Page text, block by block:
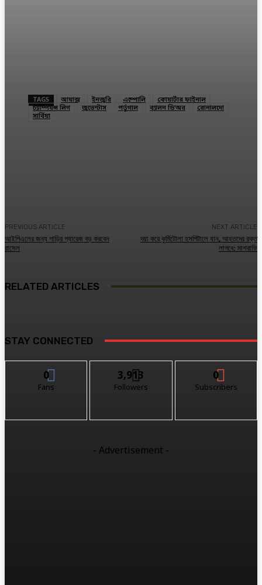
TAGS আয়াক্স ইনজুরি এম্পোলি
কোয়ার্টার ফাইনাল
চ্যাম্পিয়ন্স লিগ
জুভেন্টাস পর্তুগাল ব্যালন ডি’অর
রোনালদো
সার্বিয়া
PREVIOUS ARTICLE
আইপিএলের জন্য গাড়ির গ্যারেজ বড় করবেন
রাসেল
NEXT ARTICLE
দয়া করে কুর্মিটোলা হসপিটালে যান, আহতদের রক্ত
লাগবে: মাশরাফি
RELATED ARTICLES
STAY CONNECTED
0
Fans
3,913
Followers
0
Subscribers
- Advertisement -